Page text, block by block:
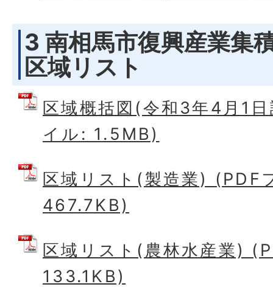
3 南相馬市復興産業集
区域リスト
区域概括図(令和3年4月1
イル: 1.5MB)
区域リスト(製造業) (PDF
467.7KB)
区域リスト(農林水産業)
133.1KB)